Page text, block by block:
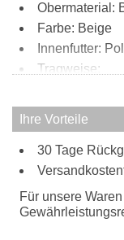
Obermaterial:
Farbe: Beige
Innenfutter:
Tragweise:
chice
Ihre Vorteile
30 Tage
Für unsere